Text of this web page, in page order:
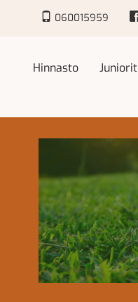
060015959
Hinnasto Juniorit